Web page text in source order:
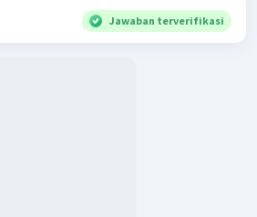
Jawaban terverifikasi